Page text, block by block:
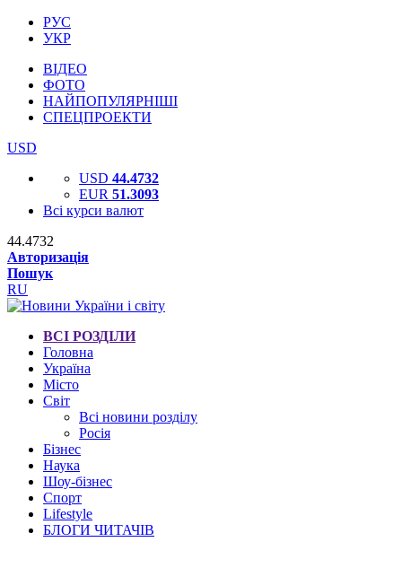
РУС
УКР
ВІДЕО
ФОТО
НАЙПОПУЛЯРНІШІ
СПЕЦПРОЕКТИ
USD
USD 44.4732
EUR 51.3093
Всі курси валют
44.4732
Авторизація
Пошук
RU
ВСІ РОЗДІЛИ
Головна
Україна
Місто
Світ
Всі новини розділу
Росія
Бізнес
Наука
Шоу-бізнес
Спорт
Lifestyle
БЛОГИ ЧИТАЧІВ